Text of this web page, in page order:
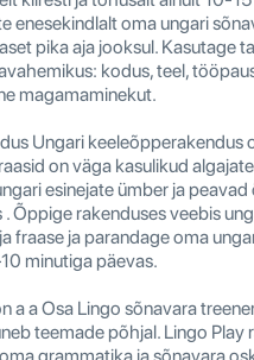
enesekindlalt oma ungari
pika aja jooksul. Kasutage
kodus, teel,
magamaminekut.
Ungari keeleõpperakendus
on väga kasulikud
esinejate ümber ja
Õppige rakenduses veebis
fraase ja parandage oma
minutiga päevas.
a a Osa Lingo sõnavara
teemade põhjal. Lingo Play